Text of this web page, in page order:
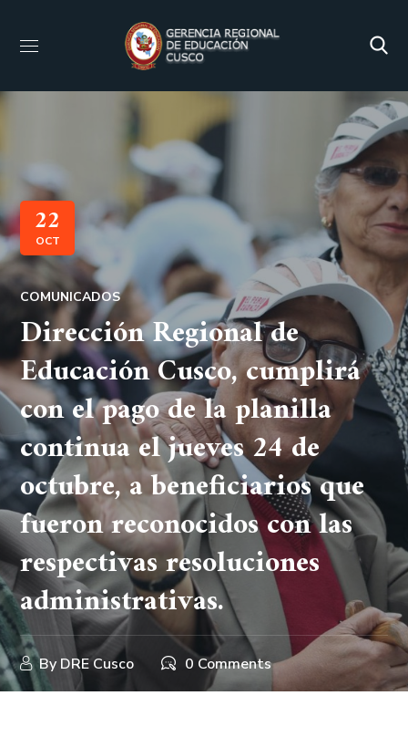
22
OCT
COMUNICADOS
Dirección Regional de
Educación Cusco, cumplirá
con el pago de la planilla
continua el jueves 24 de
octubre, a beneficiarios que
fueron reconocidos con las
respectivas resoluciones
administrativas.
By DRE Cusco 0 Comments